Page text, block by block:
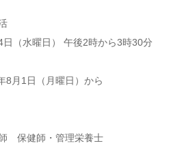
（水曜日） 午後2時から3時30分
8月1日（月曜日）から
健師・管理栄養士